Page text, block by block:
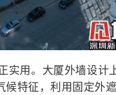
实用。大厦外墙设计
特征，利用固定外